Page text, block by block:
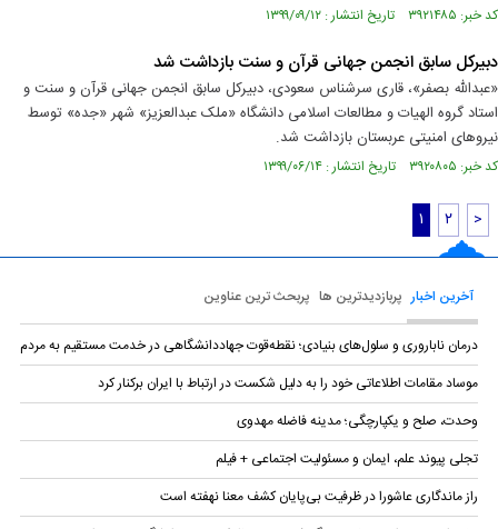
کد خبر: ۳۹۲۱۴۸۵ تاریخ انتشار : ۱۳۹۹/۰۹/۱۲
دبیرکل سابق انجمن جهانی قرآن و سنت بازداشت شد
«عبدالله بصفر»، قاری سرشناس سعودی، دبیرکل سابق انجمن جهانی قرآن و سنت و
استاد گروه الهیات و مطالعات اسلامی دانشگاه «ملک عبدالعزیز» شهر «جده» توسط
نیروهای امنیتی عربستان بازداشت شد.
کد خبر: ۳۹۲۰۸۰۵ تاریخ انتشار : ۱۳۹۹/۰۶/۱۴
۱ ۲ >
آخرین اخبار پربازدیدترین ها پربحث ترین عناوین
درمان ناباروری و سلول‌های بنیادی؛ نقطه‌قوت جهاددانشگاهی در خدمت مستقیم به مردم
موساد مقامات اطلاعاتی خود را به دلیل شکست در ارتباط با ایران برکنار کرد
وحدت، صلح و یکپارچگی؛ مدینه فاضله مهدوی
تجلی پیوند علم، ایمان و مسئولیت اجتماعی + فیلم
راز ماندگاری عاشورا در ظرفیت بی‌پایان کشف معنا نهفته است